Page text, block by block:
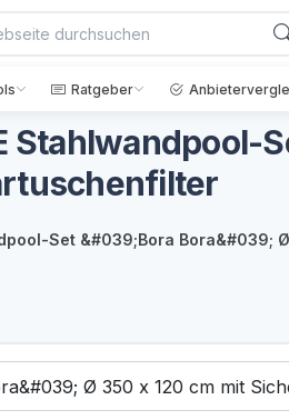
Ratgeber
Stahlwandpool-
Set &#039;Bora